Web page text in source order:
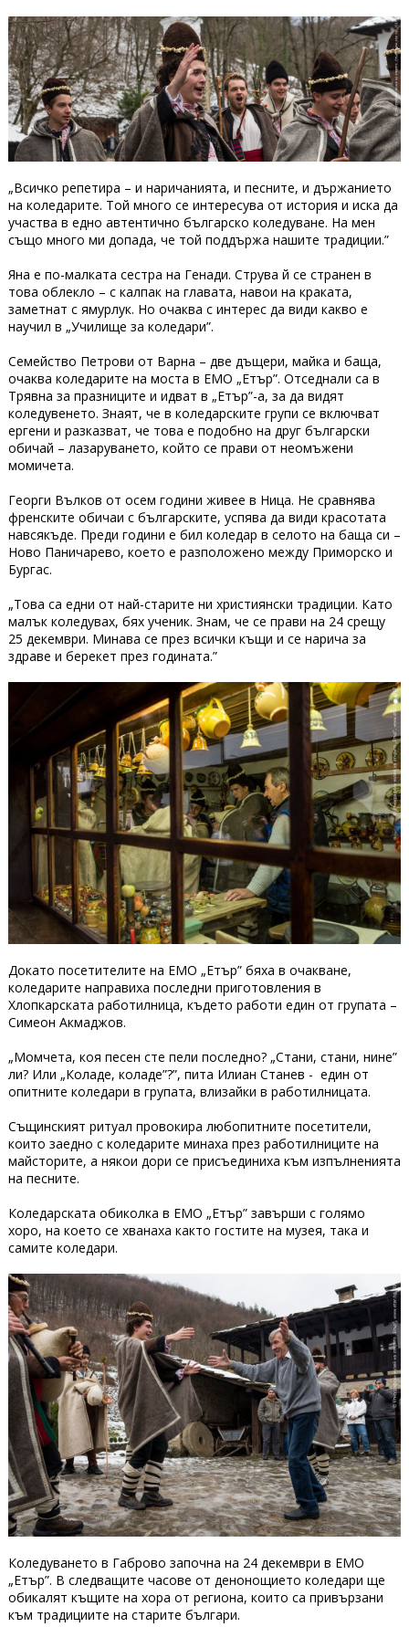
„Всичко репетира – и наричанията, и песните, и държанието
на коледарите. Той много се интересува от история и иска да
участва в едно автентично българско коледуване. На мен
също много ми допада, че той поддържа нашите традиции.”
Яна е по-малката сестра на Генади. Струва й се странен в
това облекло – с калпак на главата, навои на краката,
заметнат с ямурлук. Но очаква с интерес да види какво е
научил в „Училище за коледари”.
Семейство Петрови от Варна – две дъщери, майка и баща,
очаква коледарите на моста в ЕМО „Етър”. Отседнали са в
Трявна за празниците и идват в „Етър”-а, за да видят
коледувенето. Знаят, че в коледарските групи се включват
ергени и разказват, че това е подобно на друг български
обичай – лазаруването, който се прави от неомъжени
момичета.
Георги Вълков от осем години живее в Ница. Не сравнява
френските обичаи с българските, успява да види красотата
навсякъде. Преди години е бил коледар в селото на баща си –
Ново Паничарево, което е разположено между Приморско и
Бургас.
„Това са едни от най-старите ни християнски традиции. Като
малък коледувах, бях ученик. Знам, че се прави на 24 срещу
25 декември. Минава се през всички къщи и се нарича за
здраве и берекет през годината.”
Докато посетителите на ЕМО „Етър” бяха в очакване,
коледарите направиха последни приготовления в
Хлопкарската работилница, където работи един от групата –
Симеон Акмаджов.
„Момчета, коя песен сте пели последно? „Стани, стани, нине”
ли? Или „Коладе, коладе”?”, пита Илиан Станев - един от
опитните коледари в групата, влизайки в работилницата.
Същинският ритуал провокира любопитните посетители,
които заедно с коледарите минаха през работилниците на
майсторите, а някои дори се присъединиха към изпълненията
на песните.
Коледарската обиколка в ЕМО „Етър” завърши с голямо
хоро, на което се хванаха както гостите на музея, така и
самите коледари.
Коледуването в Габрово започна на 24 декември в ЕМО
„Етър”. В следващите часове от денонощието коледари ще
обикалят къщите на хора от региона, които са привързани
към традициите на старите българи.